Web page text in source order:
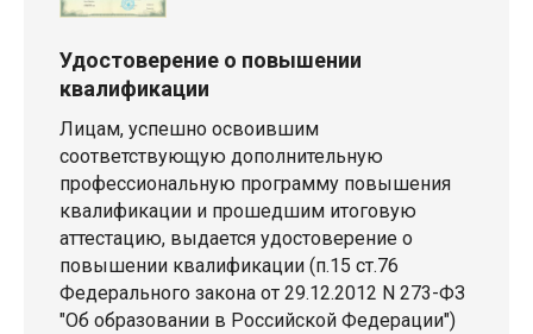
Удостоверение о повышении
квалификации
Лицам, успешно освоившим
соответствующую дополнительную
профессиональную программу повышения
квалификации и прошедшим итоговую
аттестацию, выдается удостоверение о
повышении квалификации (п.15 ст.76
Федерального закона от 29.12.2012 N 273-ФЗ
"Об образовании в Российской Федерации")